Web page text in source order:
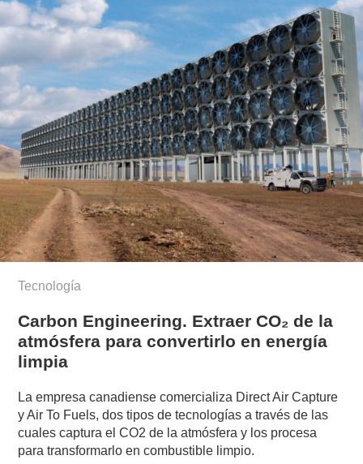
Tecnología
Carbon Engineering. Extraer CO₂ de la
atmósfera para convertirlo en energía
limpia
La empresa canadiense comercializa Direct Air Capture
y Air To Fuels, dos tipos de tecnologías a través de las
cuales captura el CO2 de la atmósfera y los procesa
para transformarlo en combustible limpio.